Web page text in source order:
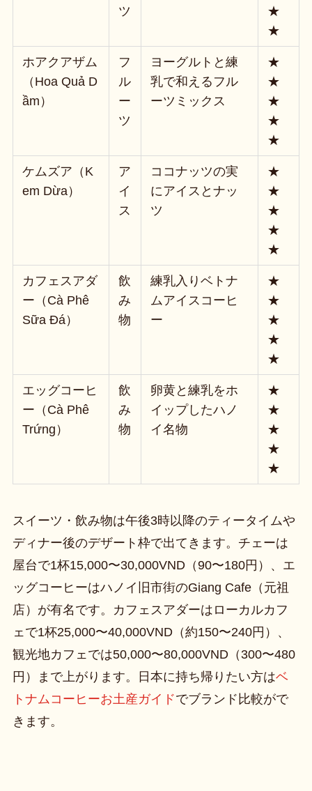
ツ
★
★
ホアクアザム
（Hoa Quả D
ầm）
フ
ル
ー
ツ
ヨーグルトと練
乳で和えるフル
ーツミックス
★
★
★
★
★
ケムズア（K
em Dừa）
ア
イ
ス
ココナッツの実
にアイスとナッ
ツ
★
★
★
★
★
カフェスアダ
ー（Cà Phê
Sữa Đá）
飲
み
物
練乳入りベトナ
ムアイスコーヒ
ー
★
★
★
★
★
エッグコーヒ
ー（Cà Phê
Trứng）
飲
み
物
卵黄と練乳をホ
イップしたハノ
イ名物
★
★
★
★
★
スイーツ・飲み物は午後3時以降のティータイムや
ディナー後のデザート枠で出てきます。チェーは
屋台で1杯15,000〜30,000VND（90〜180円）、エ
ッグコーヒーはハノイ旧市街のGiang Cafe（元祖
店）が有名です。カフェスアダーはローカルカフ
ェで1杯25,000〜40,000VND（約150〜240円）、
観光地カフェでは50,000〜80,000VND（300〜480
円）まで上がります。日本に持ち帰りたい方はベ
トナムコーヒーお土産ガイドでブランド比較がで
きます。